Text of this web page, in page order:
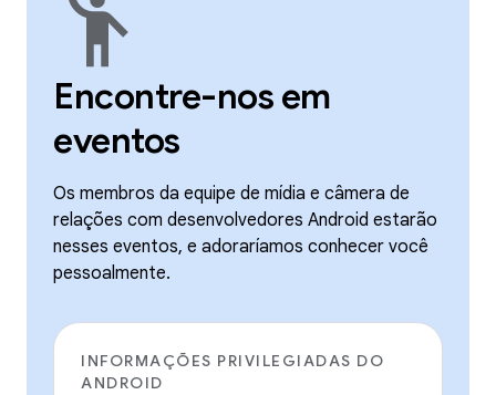
emoji_people
Encontre-nos em
eventos
Os membros da equipe de mídia e câmera de
relações com desenvolvedores Android estarão
nesses eventos, e adoraríamos conhecer você
pessoalmente.
INFORMAÇÕES PRIVILEGIADAS DO
ANDROID